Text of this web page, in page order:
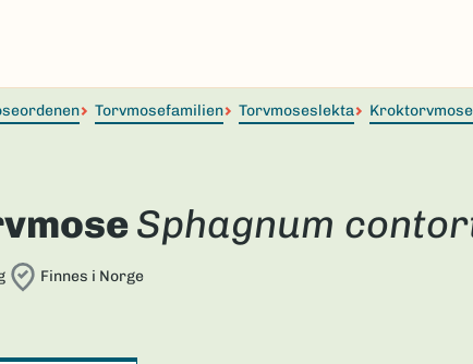
Torvmosefamilien Torvmoseslekta
Sphagnum
Finnes i Norge